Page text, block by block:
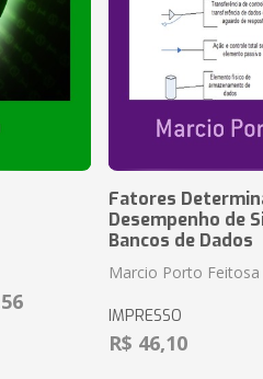
Fatores
Desempenho de
Bancos de Dados
Marcio Porto Feitosa
IMPRESSO
R$ 46,10